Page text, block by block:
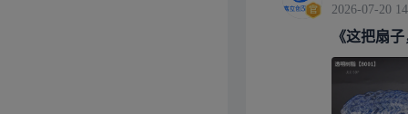
2026-07-20
《这把扇